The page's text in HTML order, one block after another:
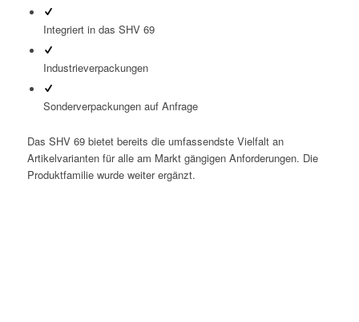
Integriert in das SHV 69
Industrieverpackungen
Sonderverpackungen auf Anfrage
Das SHV 69 bietet bereits die umfassendste Vielfalt an
Artikelvarianten für alle am Markt gängigen Anforderungen. Die
Produktfamilie wurde weiter ergänzt.